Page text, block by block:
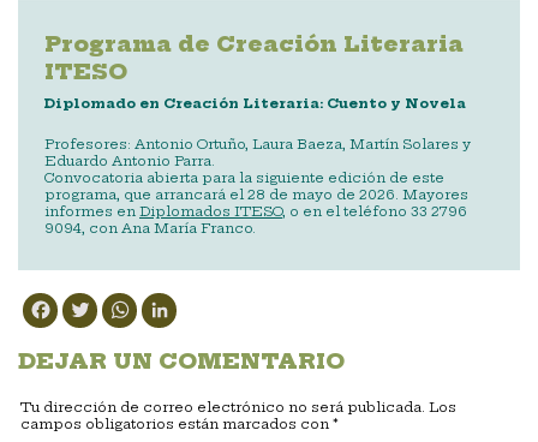
Programa de Creación Literaria
ITESO
Diplomado en Creación Literaria: Cuento y Novela
Profesores: Antonio Ortuño, Laura Baeza, Martín Solares y
Eduardo Antonio Parra.
Convocatoria abierta para la siguiente edición de este
programa, que arrancará el 28 de mayo de 2026. Mayores
informes en Diplomados ITESO, o en el teléfono 33 2796
9094, con Ana María Franco.
Facebook
TwitterWhatsApp
DEJAR UN COMENTARIO
Tu dirección de correo electrónico no será publicada. Los
campos obligatorios están marcados con *